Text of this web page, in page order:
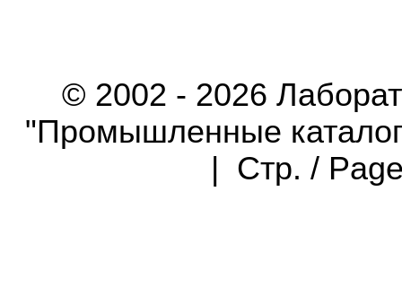
© 2002 - 2026
"Промышленные
| Стр. /